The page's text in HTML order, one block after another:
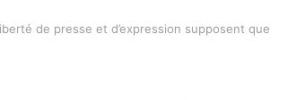
de presse et d’expression supposent que